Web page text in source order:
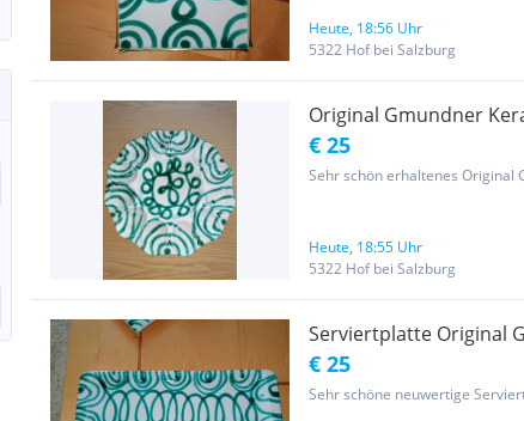
Heute, 18:56 Uhr
5322 Hof bei Salzburg
Original Gmundner
€ 25
Sehr schön erhaltenes Original
Heute, 18:55 Uhr
5322 Hof bei Salzburg
Serviertplatte Original
€ 25
Sehr schöne neuwertige